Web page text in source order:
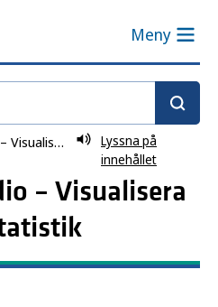
Meny
FolkhälsoStudio – Visualisera och jämföra
Lyssna på
innehållet
– Visualisera